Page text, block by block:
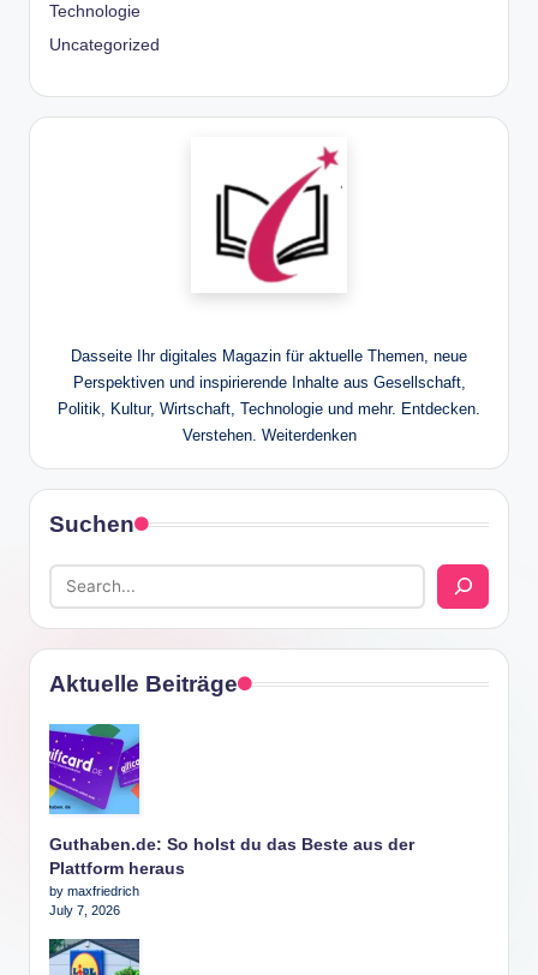
Technologie
Uncategorized
Dasseite Ihr digitales Magazin für aktuelle Themen, neue
Perspektiven und inspirierende Inhalte aus Gesellschaft,
Politik, Kultur, Wirtschaft, Technologie und mehr. Entdecken.
Verstehen. Weiterdenken
Suchen
Aktuelle Beiträge
Guthaben.de: So holst du das Beste aus der
Plattform heraus
by maxfriedrich
July 7, 2026